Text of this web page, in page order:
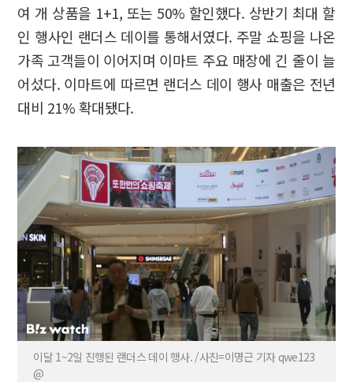
여 개 상품을 1+1, 또는 50% 할인했다. 상반기 최대 할
인 행사인 랜더스 데이를 통해서였다. 주말 쇼핑을 나온
가족 고객들이 이어지며 이마트 주요 매장에 긴 줄이 늘
어섰다. 이마트에 따르면 랜더스 데이 행사 매출은 전년
대비 21% 확대됐다.
이달 1~2일 진행된 랜더스 데이 행사. /사진=이명근 기자 qwe123
@